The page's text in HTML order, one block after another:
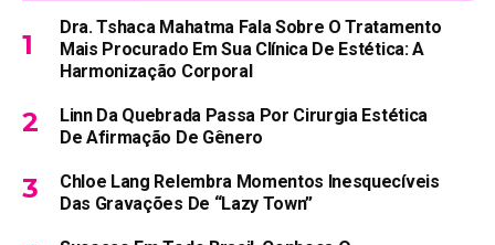
Dra. Tshaca Mahatma Fala Sobre O Tratamento
Mais Procurado Em Sua Clínica De Estética: A
Harmonização Corporal
Linn Da Quebrada Passa Por Cirurgia Estética
De Afirmação De Gênero
Chloe Lang Relembra Momentos Inesquecíveis
Das Gravações De “Lazy Town”